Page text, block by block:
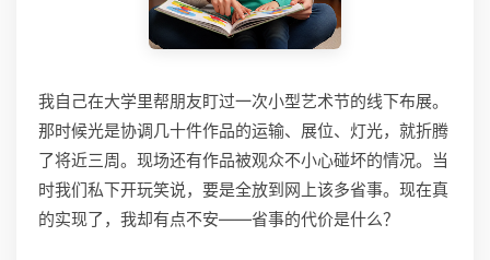
我自己在大学里帮朋友盯过一次小型艺术节的线下布展。
那时候光是协调几十件作品的运输、展位、灯光，就折腾
了将近三周。现场还有作品被观众不小心碰坏的情况。当
时我们私下开玩笑说，要是全放到网上该多省事。现在真
的实现了，我却有点不安——省事的代价是什么？